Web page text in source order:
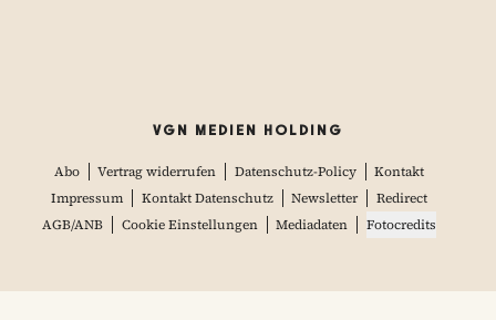
VGN MEDIEN HOLDING
Abo Vertrag widerrufen Datenschutz-Policy
Kontakt
Impressum
Kontakt Datenschutz Newsletter
Redirect
AGB/ANB
Cookie Einstellungen Mediadaten Fotocredits